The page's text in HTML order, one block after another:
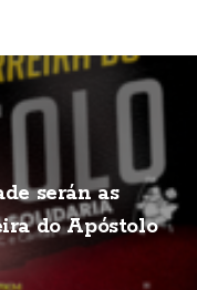
serán as
do Apóstolo